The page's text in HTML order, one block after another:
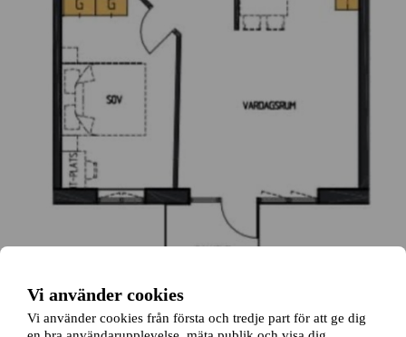
Vi använder cookies
Vi använder cookies från första och tredje part för att ge dig
Nygatan 35